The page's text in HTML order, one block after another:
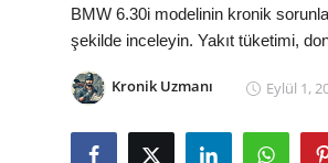
Vergi & ÖTV & MTV
Muayene & Ruhsat
Sorgulamalar
BMW 6.30i modelinin kronik
şekilde inceleyin. Yakıt tüketimi,
Kronik Uzmanı Eylül 1,